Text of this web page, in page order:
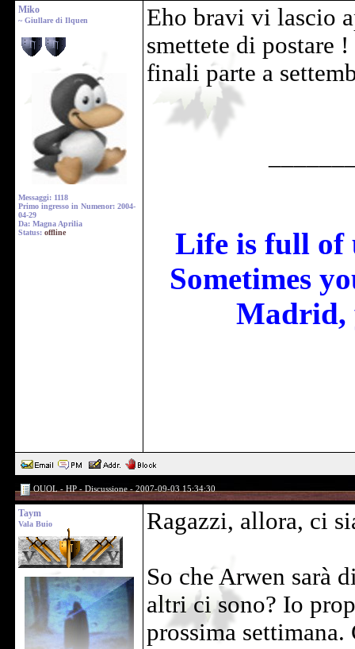
Miko
~ Giullare di Ilquen
Messaggi: 1118
Primo ingresso in Numenor: 2004-
04-29
Da: Magna Aprilia
Status: offline
Eho bravi vi lascio
smettete di postare
finali parte a
Life is full of
Sometimes
Madrid,
OUOL - HP - Discussione - 2007-09-03 15:34:30
Taym
Vala Buio Ragazzi, allora, ci
So che Arwen sarà
altri ci sono? Io
prossima settimana.